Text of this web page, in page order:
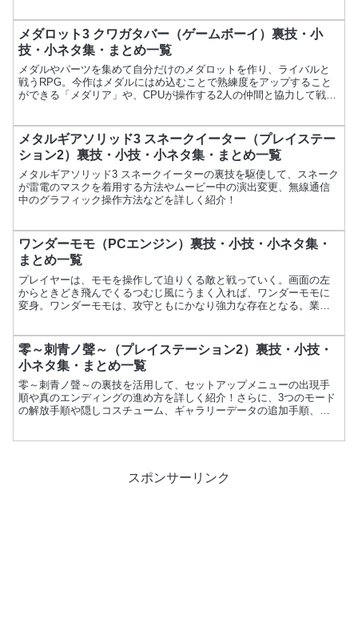
メダロット3 クワガタバー（ゲームボーイ）裏技・小
技・小ネタ集・まとめ一覧
メダルやパーツを集めて自分だけのメダロットを作り、ライバルと
戦うRPG。今作はメダルにはめ込むことで熟練度をアップすること
ができる「メダリア」や、CPUが操作する2人の仲間と協力して戦う
メタルギアソリッド3 スネークイーター（プレイステー
ション2）裏技・小技・小ネタ集・まとめ一覧
メタルギアソリッド3 スネークイーターの裏技を駆使して、スネーク
が雷電のマスクを着用する方法やムービー中の演出変更、無線通信
中のグラフィック操作方法などを詳しく紹介！
ワンダーモモ（PCエンジン）裏技・小技・小ネタ集・
まとめ一覧
プレイヤーは、モモを操作して迫りくる敵と戦っていく。画面の左
からときどき飛んでくるつむじ風にうまく入れば、ワンダーモモに
変身。ワンダーモモは、攻守ともにかなり強力な存在となる。業務
零～刺青ノ聲～（プレイステーション2）裏技・小技・
小ネタ集・まとめ一覧
零～刺青ノ聲～の裏技を活用して、セットアップメニューの出現手
順や真のエンディングの進め方を詳しく紹介！さらに、3つのモード
の解放手順や隠しコスチューム、ギャラリーデータの追加手順、射
スポンサーリンク